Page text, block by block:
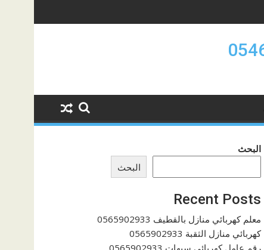
البحث
البحث
Recent Posts
معلم كهربائي منازل بالقطيف 0565902933
كهربائي منازل الثقبة 0565902933
رقم عامل كهربائي سيهات 0565902933